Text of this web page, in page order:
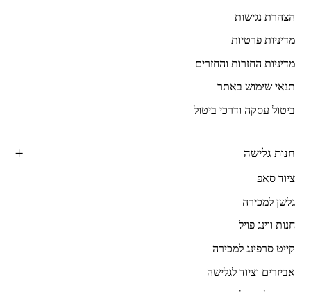
הצהרת נגישות
מדיניות פרטיות
מדיניות החזרות והחזרים
תנאי שימוש באתר
ביטול עסקה ודרכי ביטול
חנות גלישה
ציוד סאפ
גלשן למכירה
חנות ווינג פויל
קייט סרפינג למכירה
אביזרים וציוד לגלישה